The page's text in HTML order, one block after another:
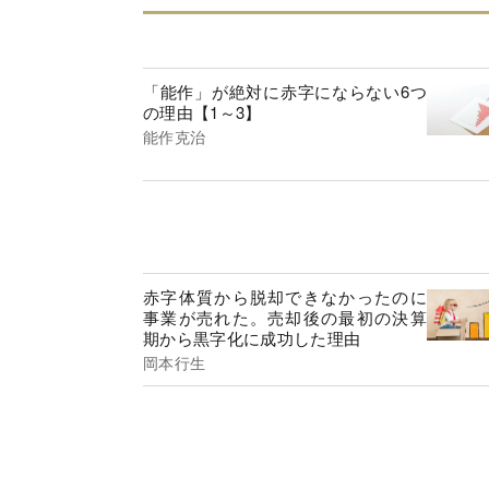
「能作」が絶対に赤字にならない6つ
の理由【1～3】
能作克治
赤字体質から脱却できなかったのに
事業が売れた。売却後の最初の決算
期から黒字化に成功した理由
岡本行生